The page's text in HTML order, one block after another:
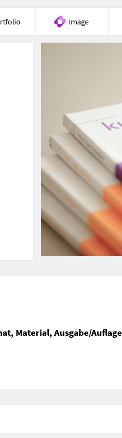
Image
Material, Ausgabe/Auflage